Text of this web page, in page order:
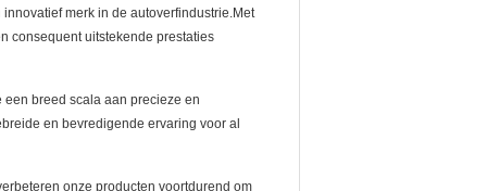
merk in de autoverfindustrie.Met
consequent uitstekende prestaties
breed scala aan precieze en
en bevredigende ervaring voor al
onze producten voortdurend om